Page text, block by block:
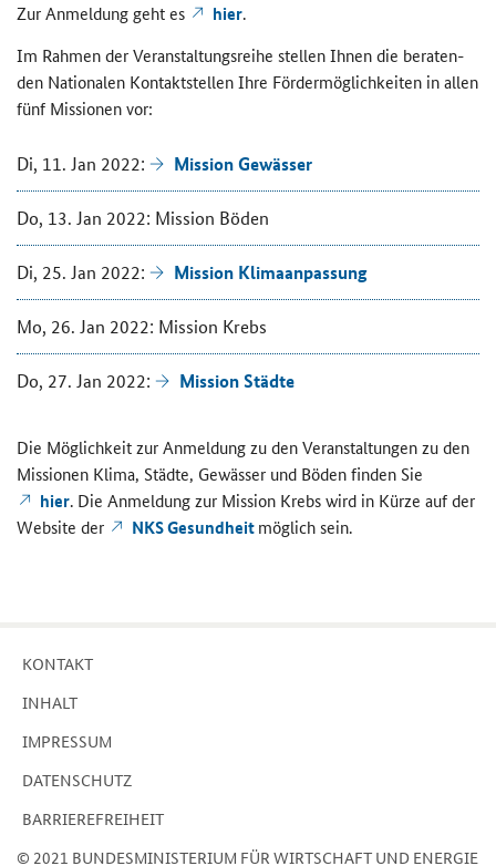
Zur An­mel­dung geht es
hier.
Im Rah­men der Ver­an­stal­tungs­rei­he stel­len Ihnen die be­ra­ten­
den Na­tio­na­len Kon­takt­stel­len Ihre För­der­mög­lich­kei­ten in allen
fünf Mis­sio­nen vor:
Di, 11. Jan 2022: Mis­si­on Ge­wäs­ser
Do, 13. Jan 2022: Mis­si­on Böden
Di, 25. Jan 2022: Mis­si­on Kli­ma­an­pas­sung
Mo, 26. Jan 2022: Mis­si­on Krebs
Do, 27. Jan 2022: Mis­si­on Städ­te
Die Mög­lich­keit zur An­mel­dung zu den Ver­an­stal­tun­gen zu den
Mis­sio­nen Klima, Städ­te, Ge­wäs­ser und Böden fin­den Sie
hier. Die An­mel­dung zur Mis­si­on Krebs wird in Kürze auf der
Web­site der
NKS Ge­sund­heitmög­lich sein.
KON­TAKT
IN­HALT
IM­PRES­SUM
DA­TEN­SCHUTZ
BAR­RIE­RE­FREI­HEIT
© 2021 BUN­DES­MI­NIS­TE­RI­UM FÜR WIRT­SCHAFT UND EN­ER­GIE